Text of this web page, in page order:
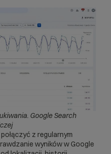
Google Search
z regularnym
wyników w Google